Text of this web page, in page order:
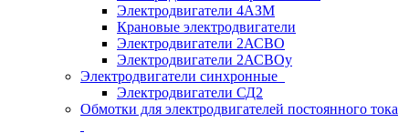
Электродвигатели 4АЗМ
Крановые электродвигатели
Электродвигатели 2АСВО
Электродвигатели 2АСВОу
Электродвигатели синхронные
Электродвигатели СД2
Обмотки для электродвигателей постоянного тока